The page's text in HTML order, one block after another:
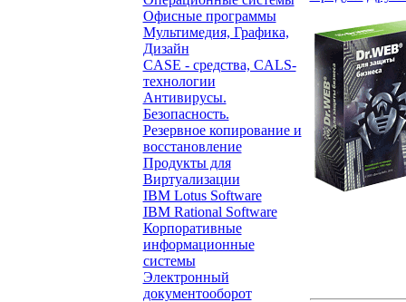
Офисные программы
Мультимедия, Графика,
Дизайн
CASE - средства, CALS-
технологии
Антивирусы.
Безопасность.
Резервное копирование и
восстановление
Продукты для
Виртуализации
IBM Lotus Software
IBM Rational Software
Корпоративные
информационные
системы
Электронный
документооборот